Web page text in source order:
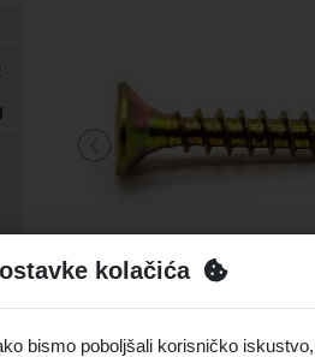
kolačića
bismo poboljšali korisničko